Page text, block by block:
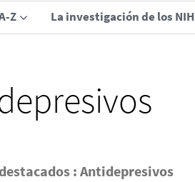
Z La investigación de los NIH
: Antidepresivos